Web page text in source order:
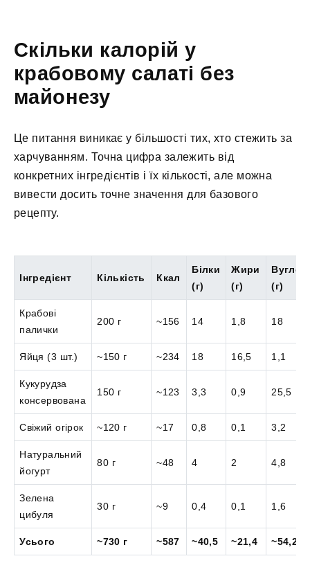
Скільки калорій у
крабовому салаті без
майонезу
Це питання виникає у більшості тих, хто стежить за
харчуванням. Точна цифра залежить від
конкретних інгредієнтів і їх кількості, але можна
вивести досить точне значення для базового
рецепту.
Інгредієнт Кількість Ккал
Білки
(г)
Жири
(г)
(г)
Крабові
палички
200 г ~156 14 1,8 18
Яйця (3 шт.) ~150 г ~234 18 16,5 1,1
Кукурудза
консервована
150 г ~123 3,3 0,9 25,5
Свіжий огірок ~120 г ~17 0,8 0,1 3,2
Натуральний
йогурт
80 г ~48 4 2 4,8
Зелена
цибуля
30 г ~9 0,4 0,1 1,6
Усього ~730 г ~587 ~40,5 ~21,4 ~54,2